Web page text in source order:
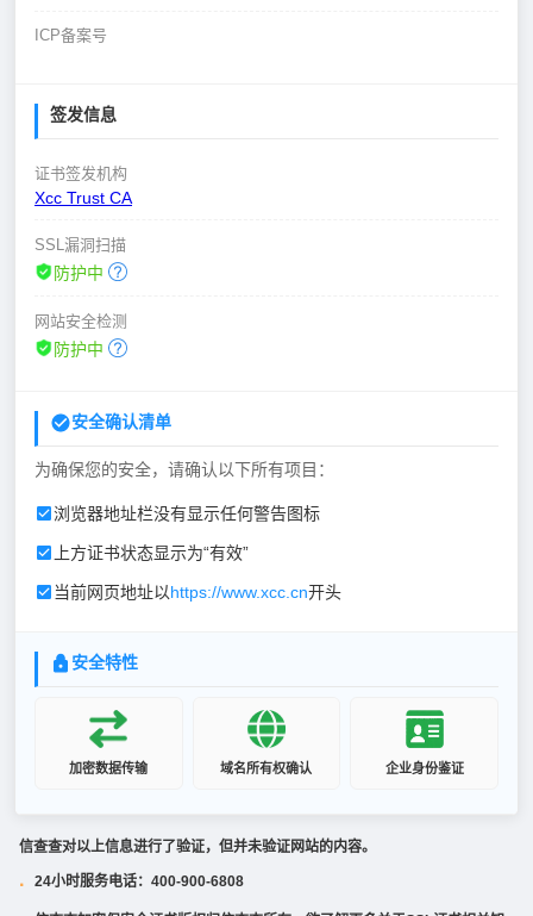
ICP备案号
签发信息
证书签发机构
Xcc Trust CA
SSL漏洞扫描
防护中
网站安全检测
防护中
安全确认清单
为确保您的安全，请确认以下所有项目：
浏览器地址栏没有显示任何警告图标
上方证书状态显示为“有效”
当前网页地址以https://www.xcc.cn开头
安全特性
加密数据传输 域名所有权确认 企业身份鉴证
信查查对以上信息进行了验证，但并未验证网站的内容。
· 24小时服务电话：400-900-6808